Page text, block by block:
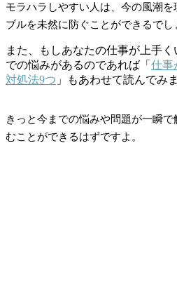
モラハラしやすい人は、今の風潮
ブルを未然に防ぐことができるでし
また、もしあなたの仕事が上手
での悩みがあるのであれば「 仕事
対処法9つ 」もあわせて読んでみ
きっと今までの悩みや問題が一瞬
むことができるはずですよ。